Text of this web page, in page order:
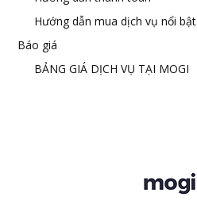
Hướng dẫn mua dịch vụ nổi bật
Báo giá
BẢNG GIÁ DỊCH VỤ TẠI MOGI